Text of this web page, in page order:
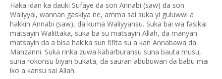
Haka idan ka dauki Sufaye da son Annabi (saw) da son
Waliyyai, wannan gaskiya ne, amma sai suka yi guluwwi a
hakkin Annabi (saw), da kuma Waliyyansu. Suka bai wa fasikai
matsayin Walittaka, suka ba su matsayin Allah, da manyan
matsayin da a bisa hakika sun fifita su a kan Annabawa da
Manzanni. Suka rinka zuwa kabarburansu suna bauta musu,
suna rokonsu biyan bukata, da sauran abubuwan da babu mai
iko a kansu sai Allah.